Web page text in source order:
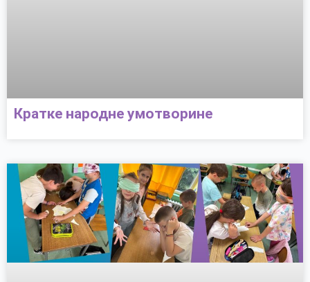
Кратке народне умотворине